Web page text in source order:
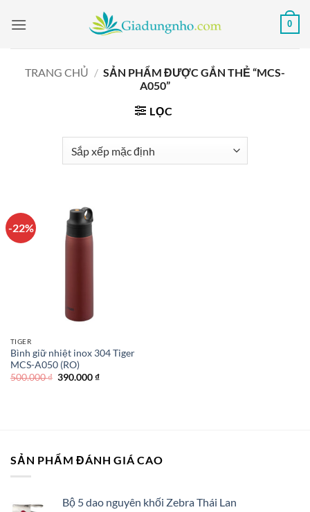
qua
0
TRANG CHỦ / SẢN PHẨM ĐƯỢC GẮN THẺ “MCS-
A050”
LỌC
-22%
TIGER
Bình giữ nhiệt inox 304 Tiger
MCS-A050 (RO)
500.000₫ Giá
390.000₫Giá
SẢN PHẨM ĐÁNH GIÁ CAO
Bộ 5 dao nguyên khối Zebra Thái Lan